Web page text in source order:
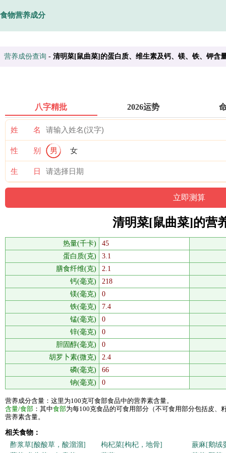
食物营养成分
营养成份查询 - 清明菜[鼠曲菜]的蛋白质、维生素及钙、镁、铁、钾含
八字精批 2026运势
姓 名
性 别 男 女
生 日
清明菜[鼠曲菜]的营
热量(千卡)
45
蛋白质(克)
3.1
膳食纤维(克)
2.1
钙(毫克)
218
镁(毫克)
0
铁(毫克)
7.4
锰(毫克)
0
锌(毫克)
0
胆固醇(毫克)
0
胡罗卜素(微克)
2.4
磷(毫克)
66
钠(毫克)
0
营养成分含量：这里为100克可食部食品中的营养素含量。
含量/食部 ：其中食部为每100克食品的可食用部分（不可食用部分包括皮、
营养素含量。
相关食物：
酢浆草[酸酸草，酸溜溜]
枸杞菜[枸杞，地骨]
蕨麻[鹅绒